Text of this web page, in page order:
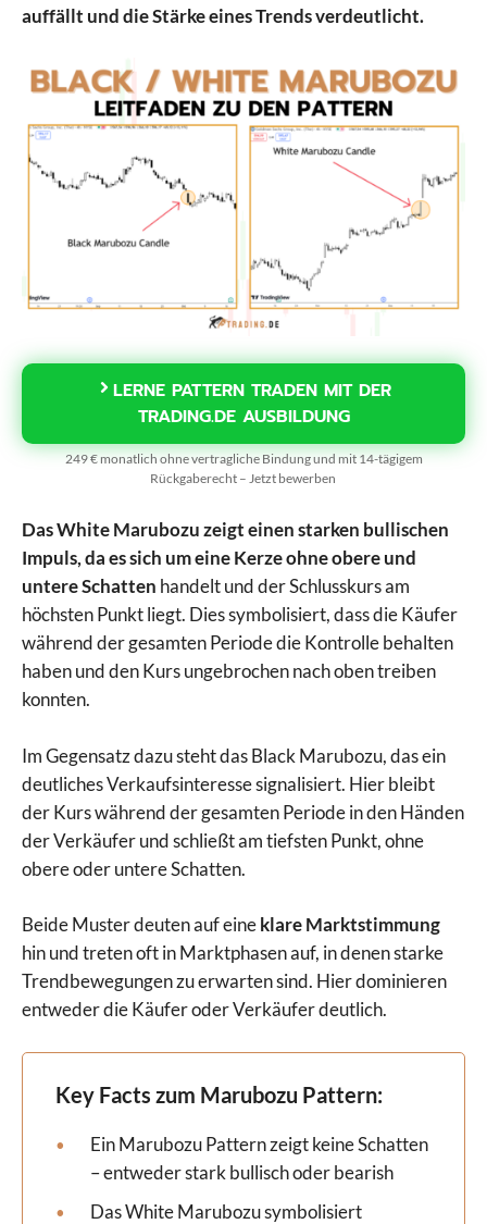
auffällt und die Stärke eines Trends verdeutlicht.
LERNE PATTERN TRADEN MIT DER
TRADING.DE AUSBILDUNG
249 € monatlich ohne vertragliche Bindung und mit 14-tägigem
Rückgaberecht – Jetzt bewerben
Das White Marubozu zeigt einen starken bullischen
Impuls, da es sich um eine Kerze ohne obere und
untere Schatten handelt und der Schlusskurs am
höchsten Punkt liegt. Dies symbolisiert, dass die Käufer
während der gesamten Periode die Kontrolle behalten
haben und den Kurs ungebrochen nach oben treiben
konnten.
Im Gegensatz dazu steht das Black Marubozu, das ein
deutliches Verkaufsinteresse signalisiert. Hier bleibt
der Kurs während der gesamten Periode in den Händen
der Verkäufer und schließt am tiefsten Punkt, ohne
obere oder untere Schatten.
Beide Muster deuten auf eineklare Marktstimmung
hin und treten oft in Marktphasen auf, in denen starke
Trendbewegungen zu erwarten sind. Hier dominieren
entweder die Käufer oder Verkäufer deutlich.
Key Facts zum Marubozu Pattern:
Ein Marubozu Pattern zeigt keine Schatten
– entweder stark bullisch oder bearish
Das White Marubozu symbolisiert